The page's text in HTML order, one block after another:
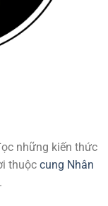
những kiến thức
thuộc cung Nhân